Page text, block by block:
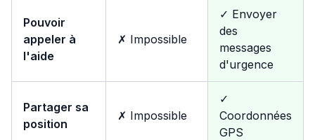
Pouvoir
appeler à
l'aide
✗ Impossible
✓ Envoyer
des
messages
d'urgence
Partager sa
position
✗ Impossible
✓
Coordonnées
GPS